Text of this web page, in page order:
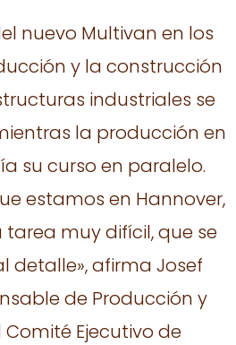
nuevo Multivan en los
y la construcción
industriales se
la producción en
su curso en paralelo.
estamos en Hannover,
muy difícil, que se
detalle», afirma Josef
de Producción y
Ejecutivo de